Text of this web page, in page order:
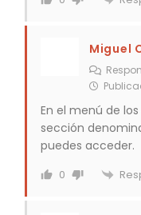
Miguel
En el menú de
sección
puedes acceder.
0